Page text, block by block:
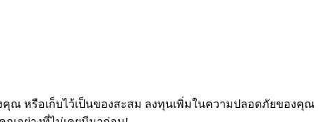
ณ หรือเก็บไว้เป็นของสะสม ลงทุนเพิ่มในความปลอดภัยของคุณ